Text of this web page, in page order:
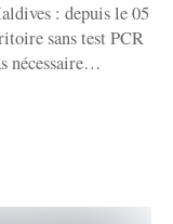
: depuis le 05
sans test PCR
nécessaire…